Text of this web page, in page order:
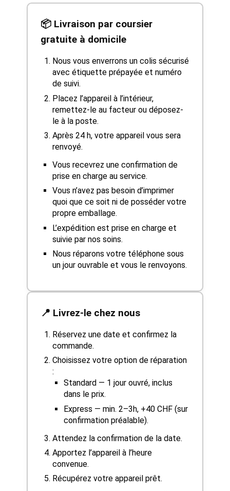
📦 Livraison par coursier
gratuite à domicile
Nous vous enverrons un colis sécurisé
avec étiquette prépayée et numéro
de suivi.
Placez l’appareil à l’intérieur,
remettez-le au facteur ou déposez-
le à la poste.
Après 24 h, votre appareil vous sera
renvoyé.
Vous recevrez une confirmation de
prise en charge au service.
Vous n’avez pas besoin d’imprimer
quoi que ce soit ni de posséder votre
propre emballage.
L’expédition est prise en charge et
suivie par nos soins.
Nous réparons votre téléphone sous
un jour ouvrable et vous le renvoyons.
📍 Livrez-le chez nous
Réservez une date et confirmez la
commande.
Choisissez votre option de réparation
:
Standard — 1 jour ouvré, inclus
dans le prix.
Express — min. 2–3h, +40 CHF (sur
confirmation préalable).
Attendez la confirmation de la date.
Apportez l’appareil à l’heure
convenue.
Récupérez votre appareil prêt.